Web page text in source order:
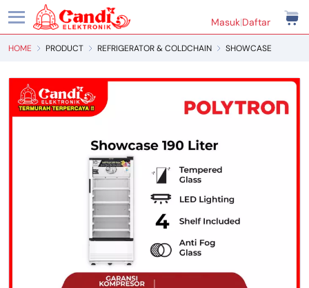
Masuk|Daftar
HOME PRODUCT REFRIGERATOR & COLDCHAIN SHOWCASE